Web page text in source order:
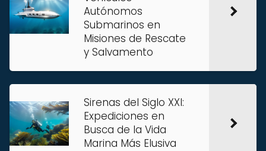
Autónomos
Submarinos en
Misiones de Rescate
y Salvamento
Sirenas del Siglo XXI:
Expediciones en
Busca de la Vida
Marina Más Elusiva